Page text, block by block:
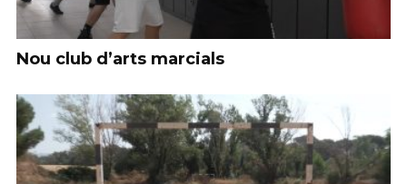
Nou club d’arts marcials